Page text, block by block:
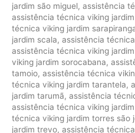
jardim são miguel, assistência
assistência técnica viking
técnica viking jardim
jardim scala, assistência
assistência técnica viking
viking jardim sorocabana,
tamoio, assistência técnica
técnica viking jardim tarantela,
jardim tarumã, assistência
assistência técnica viking
técnica viking jardim torres são
jardim trevo, assistência